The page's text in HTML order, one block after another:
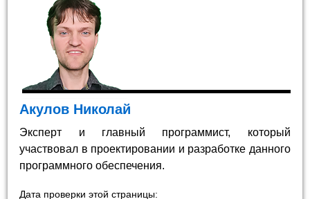
Акулов Николай
Эксперт и главный программист, который
участвовал в проектировании и разработке данного
программного обеспечения.
Дата проверки этой страницы: